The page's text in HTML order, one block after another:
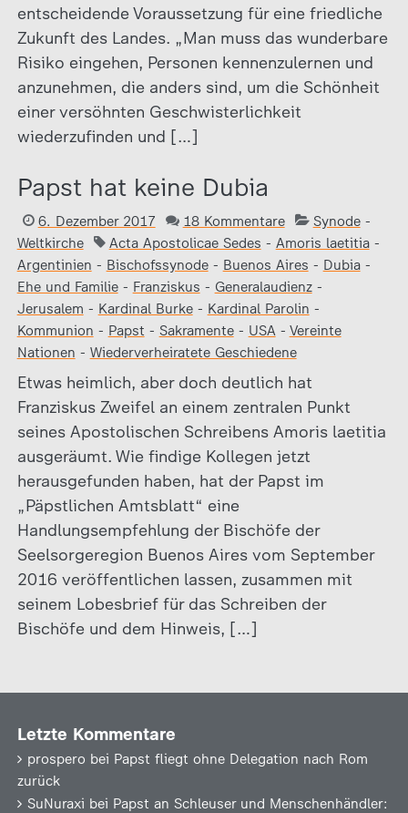
entscheidende Voraussetzung für eine friedliche
Zukunft des Landes. „Man muss das wunderbare
Risiko eingehen, Personen kennenzulernen und
anzunehmen, die anders sind, um die Schönheit
einer versöhnten Geschwisterlichkeit
wiederzufinden und […]
Papst hat keine Dubia
6. Dezember 2017 18 Kommentare Synode-
Weltkirche
Acta Apostolicae Sedes - Amoris laetitia-
Argentinien - Bischofssynode- Buenos Aires - Dubia-
Ehe und Familie- Franziskus - Generalaudienz-
Jerusalem - Kardinal Burke- Kardinal Parolin -
Kommunion - Papst - Sakramente- USA- Vereinte
Nationen - Wiederverheiratete Geschiedene
Etwas heimlich, aber doch deutlich hat
Franziskus Zweifel an einem zentralen Punkt
seines Apostolischen Schreibens Amoris laetitia
ausgeräumt. Wie findige Kollegen jetzt
herausgefunden haben, hat der Papst im
„Päpstlichen Amtsblatt“ eine
Handlungsempfehlung der Bischöfe der
Seelsorgeregion Buenos Aires vom September
2016 veröffentlichen lassen, zusammen mit
seinem Lobesbrief für das Schreiben der
Bischöfe und dem Hinweis, […]
Letzte Kommentare
prospero bei Papst fliegt ohne Delegation nach Rom
zurück
SuNuraxi bei Papst an Schleuser und Menschenhändler: